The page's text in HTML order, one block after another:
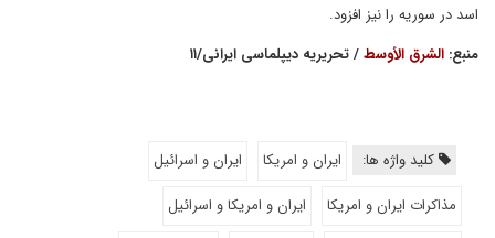
اسد در سوریه را نیز افزود.
منبع: الشرق الأوسط/ تحریریه دیپلماسی ایرانی/۱۱
کلید واژه ها: ایران و امریکا
ایران و اسرائیل
مذاکرات ایران و امریکا
ایران و امریکا و اسرائیل